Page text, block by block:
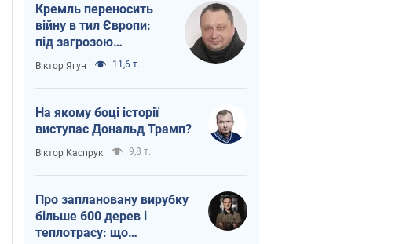
Кремль переносить
війну в тил Європи:
під загрозою
критична логістика
Віктор Ягун 11,6 т.
На якому боці історії
виступає Дональд Трамп?
Віктор Каспрук 9,8 т.
Про заплановану вирубку
більше 600 дерев і
теплотрасу: що